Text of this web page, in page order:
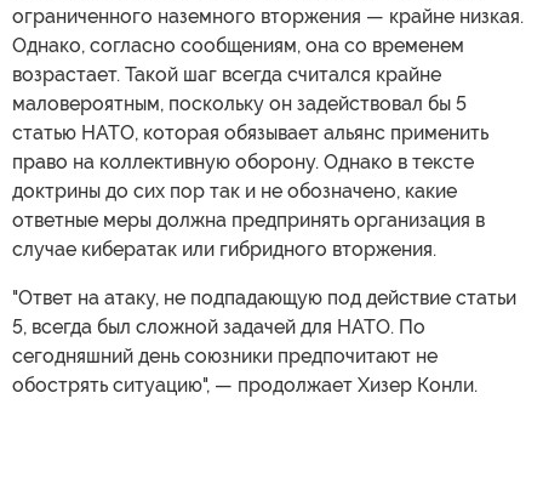
ограниченного наземного вторжения — крайне низкая.
Однако, согласно сообщениям, она со временем
возрастает. Такой шаг всегда считался крайне
маловероятным, поскольку он задействовал бы 5
статью НАТО, которая обязывает альянс применить
право на коллективную оборону. Однако в тексте
доктрины до сих пор так и не обозначено, какие
ответные меры должна предпринять организация в
случае кибератак или гибридного вторжения.
"Ответ на атаку, не подпадающую под действие статьи
5, всегда был сложной задачей для НАТО. По
сегодняшний день союзники предпочитают не
обострять ситуацию", — продолжает Хизер Конли.